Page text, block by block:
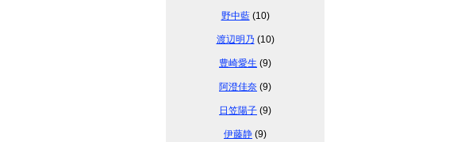
野中藍(10)
渡辺明乃 (10)
豊崎愛生 (9)
阿澄佳奈 (9)
日笠陽子 (9)
伊藤静 (9)